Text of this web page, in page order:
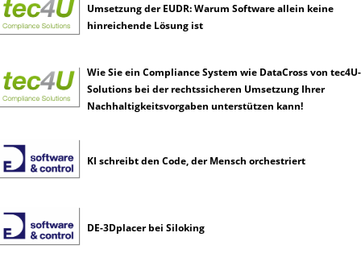
Umsetzung der EUDR: Warum Software allein keine
hinreichende Lösung ist
Wie Sie ein Compliance System wie DataCross von tec4U-
Solutions bei der rechtssicheren Umsetzung Ihrer
Nachhaltigkeitsvorgaben unterstützen kann!
KI schreibt den Code, der Mensch orchestriert
DE-3Dplacer bei Siloking